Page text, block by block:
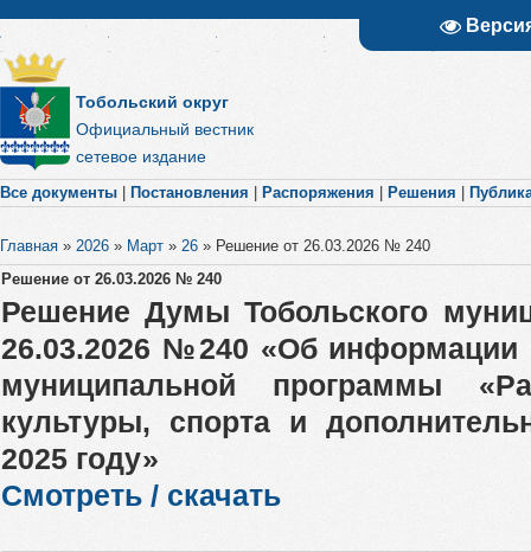
Тобольский округ
Официальный вестник
сетевое издание
Все документы Постановления Распоряжения Решения
Главная » 2026 » Март » 26 » Решение от 26.03.2026 № 240
Решение от 26.03.2026 № 240
Решение Думы Тобольского
26.03.2026 №240 «Об информации
муниципальной программы
культуры, спорта и
2025 году»
Смотреть / скачать